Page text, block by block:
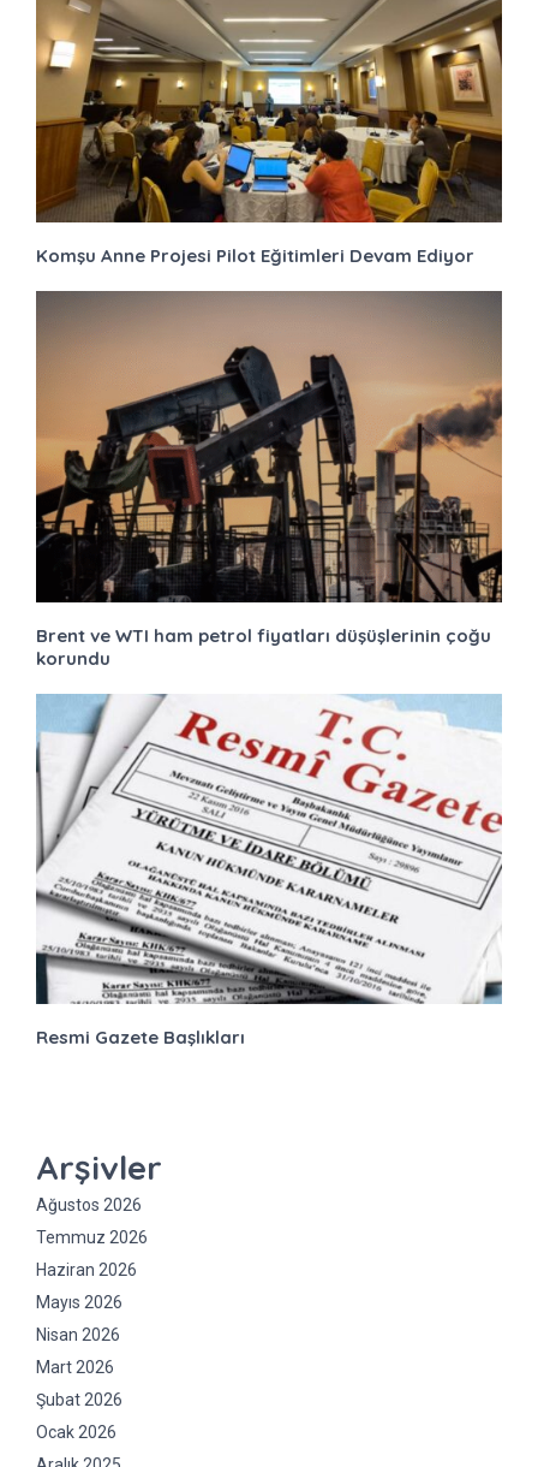
Komşu Anne Projesi Pilot Eğitimleri Devam Ediyor
Brent ve WTI ham petrol fiyatları düşüşlerinin çoğu
korundu
Resmi Gazete Başlıkları
Arşivler
Ağustos 2026
Temmuz 2026
Haziran 2026
Mayıs 2026
Nisan 2026
Mart 2026
Şubat 2026
Ocak 2026